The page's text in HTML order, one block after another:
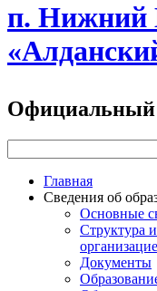
п. Нижний
Официальный
Главная
Сведения об
Основные
Структура
Документы